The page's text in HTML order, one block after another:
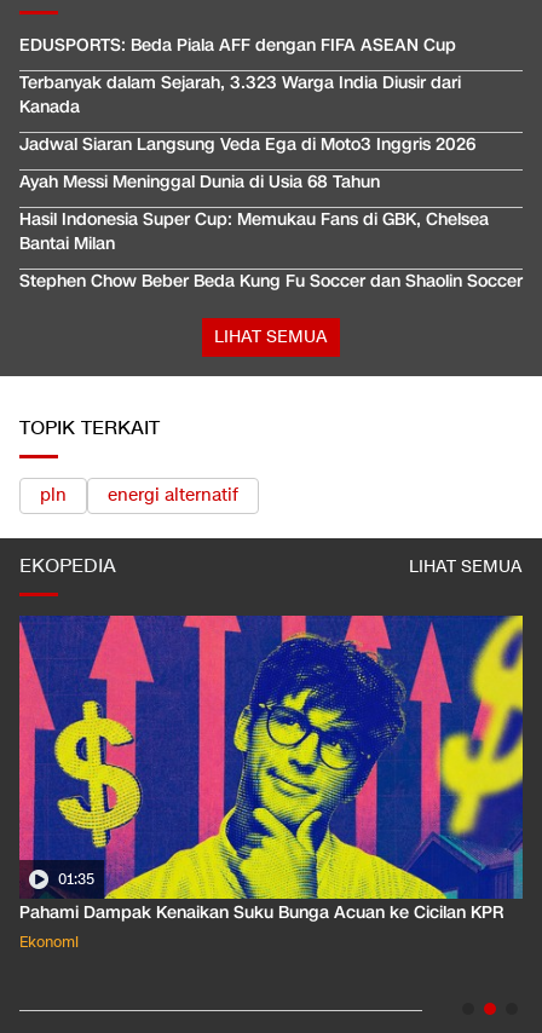
EDUSPORTS: Beda Piala AFF dengan FIFA ASEAN Cup
Terbanyak dalam Sejarah, 3.323 Warga India Diusir dari
Kanada
Jadwal Siaran Langsung Veda Ega di Moto3 Inggris 2026
Ayah Messi Meninggal Dunia di Usia 68 Tahun
Hasil Indonesia Super Cup: Memukau Fans di GBK, Chelsea
Bantai Milan
Stephen Chow Beber Beda Kung Fu Soccer dan Shaolin Soccer
LIHAT SEMUA
TOPIK TERKAIT
pln energi alternatif
EKOPEDIA LIHAT SEMUA
01:35
Pahami Dampak Kenaikan Suku Bunga Acuan ke Cicilan KPR
Ekonomi